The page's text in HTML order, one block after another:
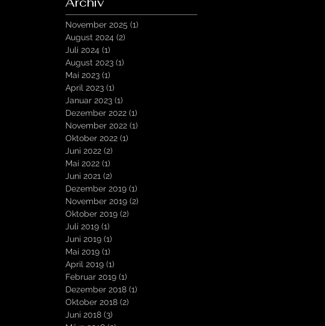
November 2025 (1)
August 2024 (2)
Juli 2024 (1)
August 2023 (1)
Mai 2023 (1)
April 2023 (1)
Januar 2023 (1)
Dezember 2022 (1)
November 2022 (1)
Oktober 2022 (1)
Juni 2022 (2)
Mai 2022 (1)
Juni 2021 (2)
Dezember 2019 (1)
November 2019 (2)
Oktober 2019 (2)
Juli 2019 (1)
Juni 2019 (1)
Mai 2019 (1)
April 2019 (1)
Februar 2019 (1)
Dezember 2018 (1)
Oktober 2018 (2)
Juni 2018 (3)